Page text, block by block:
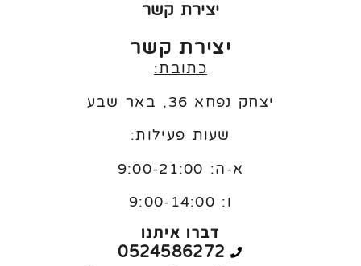
יצירת קשר
יצירת קשר
כתובת:
יצחק נפחא 36, באר שבע
שעות פעילות:
א-ה: 9:00-21:00
ו: 9:00-14:00
דברו איתנו
0524586272